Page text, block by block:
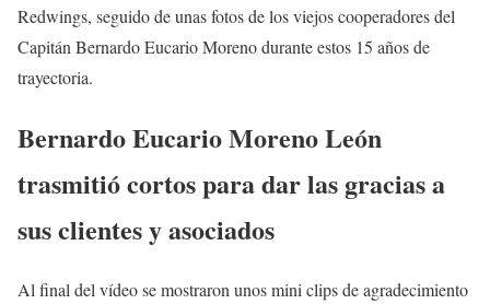
Redwings, seguido de unas fotos de los viejos cooperadores del
Capitán Bernardo Eucario Moreno durante estos 15 años de
trayectoria.
Bernardo Eucario Moreno León
trasmitió cortos para dar las gracias a
sus clientes y asociados
Al final del vídeo se mostraron unos mini clips de agradecimiento